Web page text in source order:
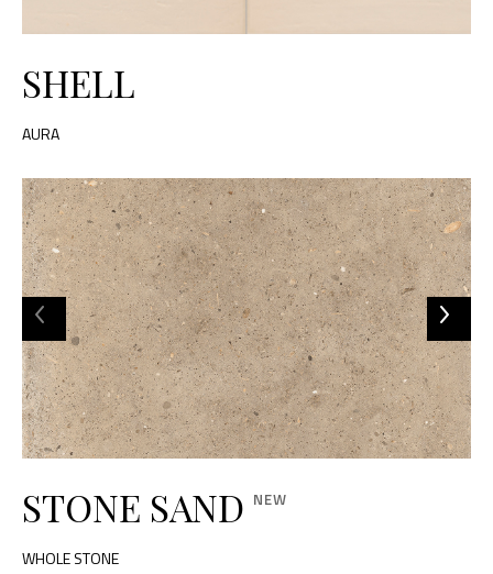
SHELL
AURA
STONE SAND
WHOLE STONE